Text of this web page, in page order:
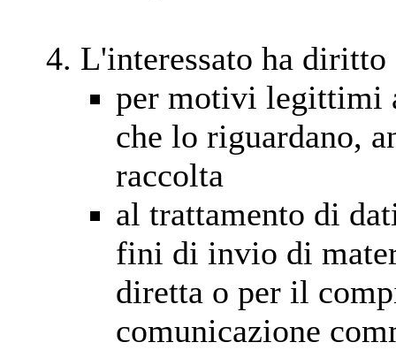
L'interessato ha
per motivi legittimi
che lo riguardano,
raccolta
al trattamento di
fini di invio di
diretta o per il
comunicazione